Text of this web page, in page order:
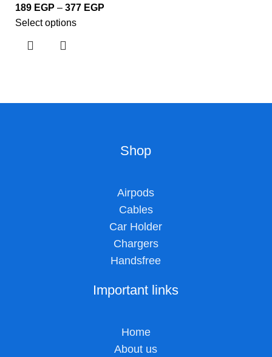
189 EGP – 377 EGP
Select options
Shop
Airpods
Cables
Car Holder
Chargers
Handsfree
Important links
Home
About us